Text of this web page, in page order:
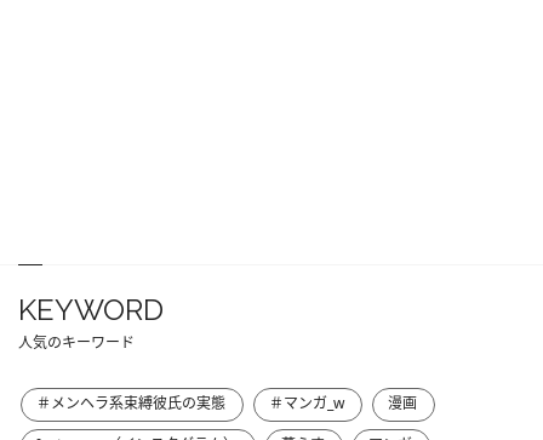
KEYWORD
人気のキーワード
＃メンヘラ系束縛彼氏の実態 ＃マンガ_w
漫画